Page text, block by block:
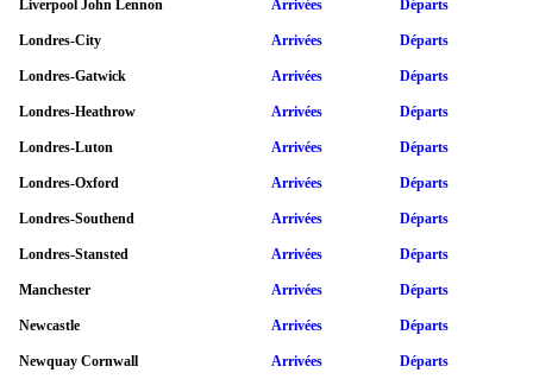
Liverpool John Lennon Arrivées Départs
Londres-City Arrivées Départs
Londres-Gatwick Arrivées Départs
Londres-Heathrow Arrivées Départs
Londres-Luton Arrivées Départs
Londres-Oxford Arrivées Départs
Londres-Southend Arrivées Départs
Londres-Stansted Arrivées Départs
Manchester Arrivées Départs
Newcastle Arrivées Départs
Newquay Cornwall Arrivées Départs